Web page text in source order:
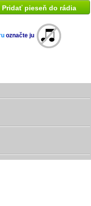
Pridať pieseň do rádia
označte ju